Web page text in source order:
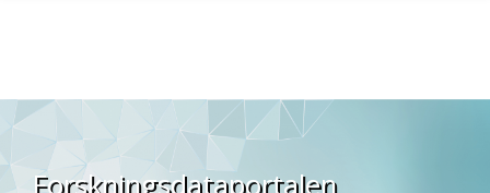
Skip to main content
Forskningsdataportalen